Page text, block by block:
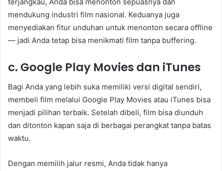
mendukung industri film nasional. Keduanya juga
menyediakan fitur unduhan untuk menonton secara offline
— jadi Anda tetap bisa menikmati film tanpa buffering.
c. Google Play Movies dan iTunes
Bagi Anda yang lebih suka memiliki versi digital sendiri,
membeli film melalui Google Play Movies atau iTunes bisa
menjadi pilihan terbaik. Setelah dibeli, film bisa diunduh
dan ditonton kapan saja di berbagai perangkat tanpa batas
waktu.
Dengan memilih jalur resmi, Anda tidak hanya